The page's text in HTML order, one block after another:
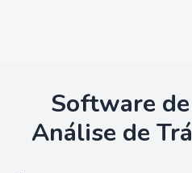
Software
Análise de